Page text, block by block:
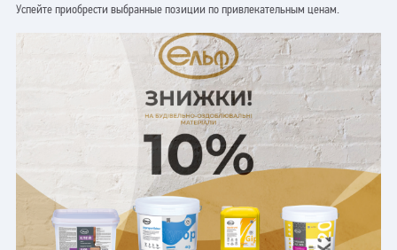
Успейте приобрести выбранные позиции по привлекательным ценам.